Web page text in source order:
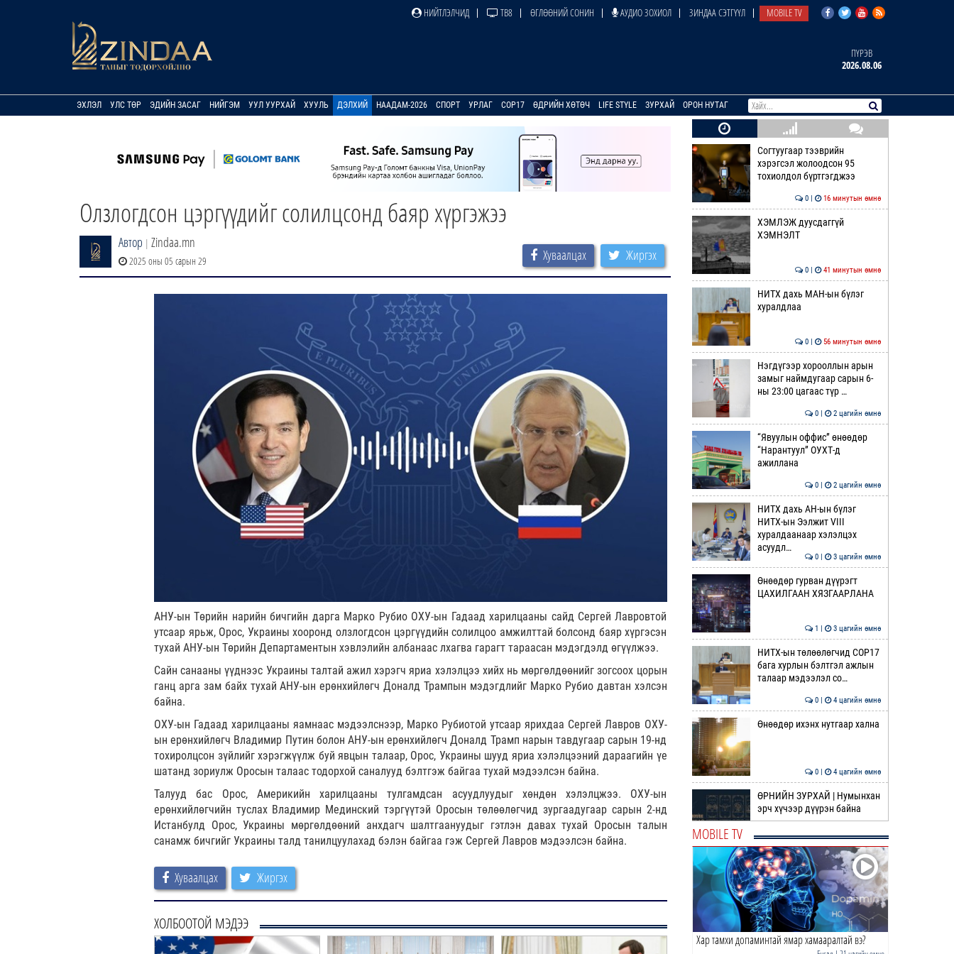
НИЙТЛЭЛЧИД ТВ8 ӨГЛӨӨНИЙ СОНИН АУДИО ЗОХИОЛ ЗИНДАА СЭТГҮҮЛ MOBILE TV
ПҮРЭВ
2026.08.06
ЭХЛЭЛ УЛС ТӨР ЭДИЙН ЗАСАГ НИЙГЭМ УУЛ УУРХАЙ ХУУЛЬ ДЭЛХИЙ НААДАМ-2026 СПОРТ УРЛАГ COP17 ӨДРИЙН ХӨТӨЧ LIFE STYLE ЗУРХАЙ ОРОН НУТАГ
Олзлогдсон цэргүүдийг солилцсонд баяр хүргэжээ
Автор | Zindaa.mn
2025 оны 05 сарын 29 Хуваалцах Жиргэх
АНУ-ын Төрийн нарийн бичгийн дарга Марко Рубио ОХУ-ын Гадаад харилцааны сайд Сергей Лавровтой
утсаар ярьж, Орос, Украины хооронд олзлогдсон цэргүүдийн солилцоо амжилттай болсонд баяр хүргэсэн
тухай АНУ-ын Төрийн Департаментын хэвлэлийн албанаас лхагва гарагт тараасан мэдэгдэлд өгүүлжээ.
Сайн санааны үүднээс Украины талтай ажил хэрэгч яриа хэлэлцээ хийх нь мөргөлдөөнийг зогсоох цорын
ганц арга зам байх тухай АНУ-ын ерөнхийлөгч Доналд Трампын мэдэгдлийг Марко Рубио давтан хэлсэн
байна.
ОХУ-ын Гадаад харилцааны яамнаас мэдээлснээр, Марко Рубиотой утсаар ярихдаа Сергей Лавров ОХУ-
ын ерөнхийлөгч Владимир Путин болон АНУ-ын ерөнхийлөгч Доналд Трамп нарын тавдугаар сарын 19-нд
тохиролцсон зүйлийг хэрэгжүүлж буй явцын талаар, Орос, Украины шууд яриа хэлэлцээний дараагийн үе
шатанд зориулж Оросын талаас тодорхой саналууд бэлтгэж байгаа тухай мэдээлсэн байна.
Талууд бас Орос, Америкийн харилцааны тулгамдсан асуудлуудыг хөндөн хэлэлцжээ. ОХУ-ын
ерөнхийлөгчийн туслах Владимир Мединский тэргүүтэй Оросын төлөөлөгчид зургаадугаар сарын 2-нд
Истанбулд Орос, Украины мөргөлдөөний анхдагч шалтгаануудыг гэтлэн давах тухай Оросын талын
санамж бичгийг Украины талд танилцуулахад бэлэн байгаа гэж Сергей Лавров мэдээлсэн байна.
Хуваалцах Жиргэх
ХОЛБООТОЙ МЭДЭЭ
Согтуугаар тээврийн
хэрэгсэл жолоодсон 95
тохиолдол бүртгэгджээ
0 | 16 минутын өмнө
ХЭМЛЭЖ дуусдаггүй
ХЭМНЭЛТ
0 | 41 минутын өмнө
НИТХ дахь МАН-ын бүлэг
хуралдлаа
0 | 56 минутын өмнө
Нэгдүгээр хорооллын арын
замыг наймдугаар сарын 6-
ны 23:00 цагаас түр …
0 | 2 цагийн өмнө
“Явуулын оффис” өнөөдөр
“Нарантуул” ОУХТ-д
ажиллана
0 | 2 цагийн өмнө
НИТХ дахь АН-ын бүлэг
НИТХ-ын Ээлжит VIII
хуралдаанаар хэлэлцэх
асуудл…
0 | 3 цагийн өмнө
Өнөөдөр гурван дүүрэгт
ЦАХИЛГААН ХЯЗГААРЛАНА
1 | 3 цагийн өмнө
НИТХ-ын төлөөлөгчид COP17
бага хурлын бэлтгэл ажлын
талаар мэдээлэл со…
0 | 4 цагийн өмнө
Өнөөдөр ихэнх нутгаар хална
0 | 4 цагийн өмнө
ӨРНИЙН ЗУРХАЙ | Нумынхан
эрч хүчээр дүүрэн байна
ӨГЛӨӨНИЙ МЭНД!
0 | 5 цагийн өмнө
Өвөлжилтийн бэлтгэл ажил,
MOBILE TV
Хар тамхи допаминтай ямар хамааралтай вэ?